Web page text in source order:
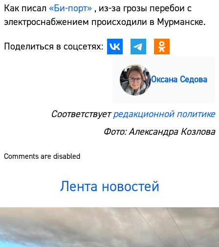
Как писал «Би-порт» , из-за грозы перебои с
электроснабжением происходили в Мурманске.
Поделиться в соцсетях:
Оксана Седова
Соответствуетредакционной политике
Фото: Александра Козлова
Comments are disabled
Лента новостей